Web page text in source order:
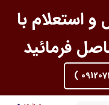
با
فرمائید